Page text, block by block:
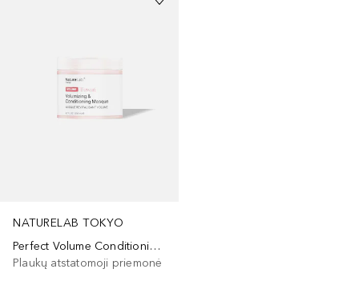
NATURELAB TOKYO
Perfect Volume Conditioning and Thickening Hair Masque
Plaukų atstatomoji priemonė